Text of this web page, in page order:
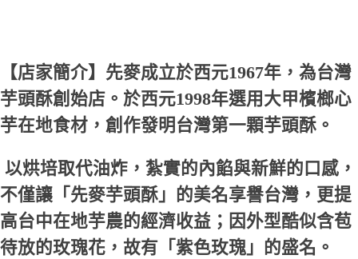
１．透過由恩沛科技股份有限公司提供之「AFTEE先享後付」服務完成之交
易，需依本服務之必要範圍內提供個人資料，並將交易相關給付款項請求債
權轉讓予恩沛科技股份有限公司。
２．關於個人資料處理事宜，請瀏覽以下網址：
https://aftee.tw/terms/#terms3
任。
時審查核予不同之上限額度；若仍有額度不足之情形，本公司將視審查結果
請求用戶進行身份認證。
５．嚴禁一人註冊多個帳號或使用他人資訊註冊。若發現惡意使用之情形，
恩沛科技股份有限公司將有權停止該用戶之使用額度並採取法律行動。
【店家簡介】先麥成立於西元1967年，為台灣
芋頭酥創始店。於西元1998年選用大甲檳榔心
芋在地食材，創作發明台灣第一顆芋頭酥。
以烘培取代油炸，紮實的內餡與新鮮的口感，
不僅讓「先麥芋頭酥」的美名享譽台灣，更提
高台中在地芋農的經濟收益；因外型酷似含苞
待放的玫瑰花，故有「紫色玫瑰」的盛名。